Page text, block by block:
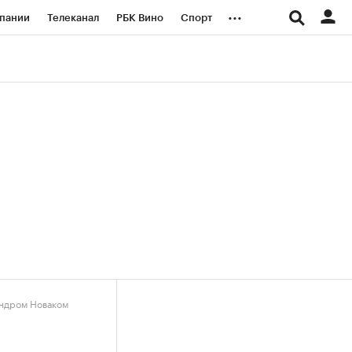
Телеканал РБК Вино Спорт ...
Новаком